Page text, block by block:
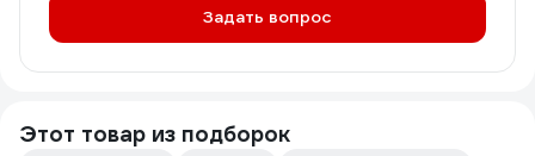
Задать вопрос
Этот товар из подборок